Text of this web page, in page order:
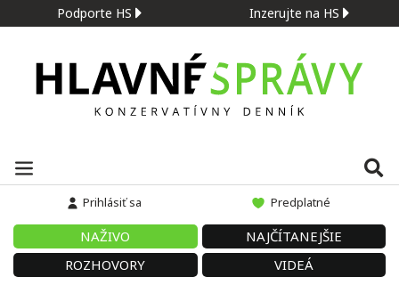
Podporte HS Inzerujte na HS
Prihlásiť sa Predplatné
NAŽIVO
NAJČÍTANEJŠIE
ROZHOVORY
VIDEÁ